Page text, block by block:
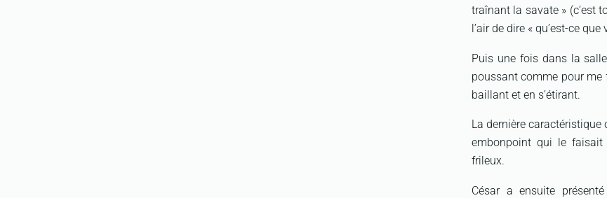
traînant la savate » (c’est
l’air de dire « qu’est-ce
Puis une fois dans la
poussant comme pour me
baillant et en s’étirant.
La dernière
embonpoint qui le
frileux.
César a ensuite